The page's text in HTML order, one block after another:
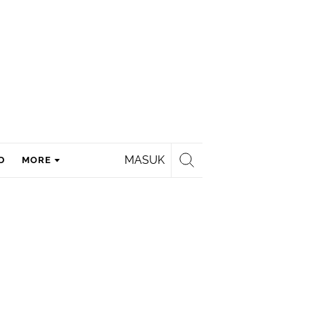
MASUK
MORE